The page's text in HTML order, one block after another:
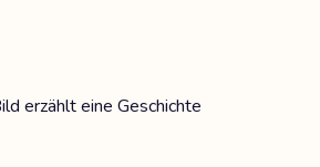
erzählt eine Geschichte